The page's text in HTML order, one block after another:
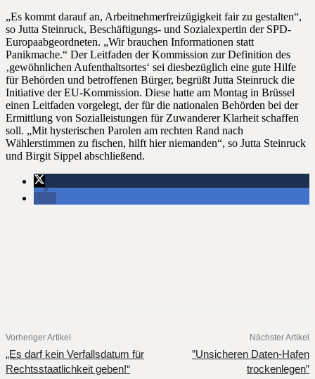
„Es kommt darauf an, Arbeitnehmerfreizügigkeit fair zu gestalten“,
so Jutta Steinruck, Beschäftigungs- und Sozialexpertin der SPD-
Europaabgeordneten. „Wir brauchen Informationen statt
Panikmache.“ Der Leitfaden der Kommission zur Definition des
‚gewöhnlichen Aufenthaltsortes‘ sei diesbezüglich eine gute Hilfe
für Behörden und betroffenen Bürger, begrüßt Jutta Steinruck die
Initiative der EU-Kommission. Diese hatte am Montag in Brüssel
einen Leitfaden vorgelegt, der für die nationalen Behörden bei der
Ermittlung von Sozialleistungen für Zuwanderer Klarheit schaffen
soll. „Mit hysterischen Parolen am rechten Rand nach
Wählerstimmen zu fischen, hilft hier niemanden“, so Jutta Steinruck
und Birgit Sippel abschließend.
Vorheriger Artikel
„Es darf kein Verfallsdatum für
Rechtsstaatlichkeit geben!“
Nächster Artikel
”Unsicheren Daten-Hafen
trockenlegen”